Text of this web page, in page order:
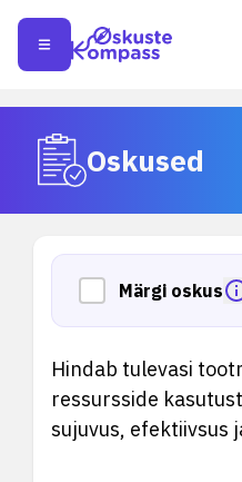
Oskused
Märgi oskus
Hindab tulevasi
ressursside
sujuvus, efektiivsus